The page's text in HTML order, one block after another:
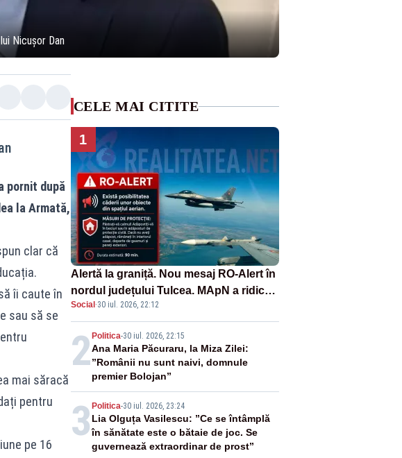
Nicușor Dan
pornit după
la Armată,
clar că
îi caute în
sau să se
mai săracă
pentru
pe 16
CELE MAI CITITE
1
Alertă la graniță. Nou mesaj RO-Alert în
nordul județului Tulcea. MApN a ridicat
de la sol două avioane F-16
Social ·30 iul. 2026, 22:12
2 Politica-30 iul. 2026, 22:15
Ana Maria Păcuraru, la Miza Zilei:
”Românii nu sunt naivi, domnule
premier Bolojan”
3 Politica-30 iul. 2026, 23:24
Lia Olguța Vasilescu: ”Ce se întâmplă
în sănătate este o bătaie de joc. Se
guvernează extraordinar de prost”